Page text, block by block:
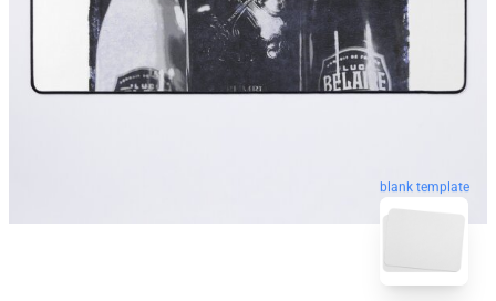
blank template